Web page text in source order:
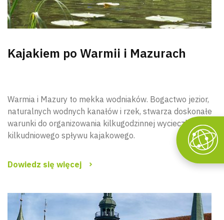
Kajakiem po Warmii i Mazurach
Warmia i Mazury to mekka wodniaków. Bogactwo jezior,
naturalnych wodnych kanałów i rzek, stwarza doskonałe
warunki do organizowania kilkugodzinnej wycieczki lub
kilkudniowego spływu kajakowego.
Dowiedz się więcej